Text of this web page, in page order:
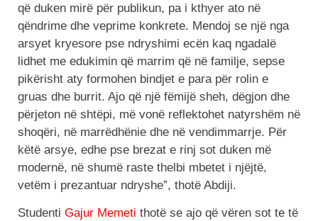
që duken mirë për publikun, pa i kthyer ato në
qëndrime dhe veprime konkrete. Mendoj se një nga
arsyet kryesore pse ndryshimi ecën kaq ngadalë
lidhet me edukimin që marrim që në familje, sepse
pikërisht aty formohen bindjet e para për rolin e
gruas dhe burrit. Ajo që një fëmijë sheh, dëgjon dhe
përjeton në shtëpi, më vonë reflektohet natyrshëm në
shoqëri, në marrëdhënie dhe në vendimmarrje. Për
këtë arsye, edhe pse brezat e rinj sot duken më
modernë, në shumë raste thelbi mbetet i njëjtë,
vetëm i prezantuar ndryshe”, thotë Abdiji.
Studenti Gajur Memeti thotë se ajo që vëren sot te të